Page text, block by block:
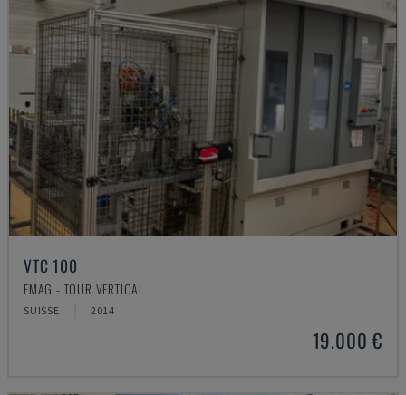
VTC 100
EMAG - TOUR VERTICAL
SUISSE 2014
19.000 €